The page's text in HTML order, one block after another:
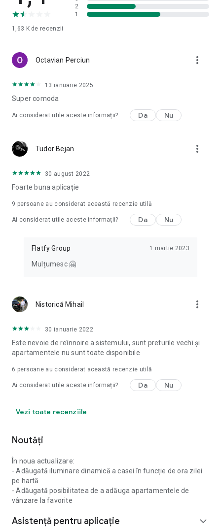
1,63 Kde recenzii
2
1
Octavian Perciun more_vert
13 ianuarie 2025
Super comoda
Ai considerat utile aceste informații? Da Nu
Tudor Bejan more_vert
30 august 2022
Foarte buna aplicație
9 persoane au considerat această recenzie utilă
Ai considerat utile aceste informații? Da Nu
Flatfy Group 1 martie 2023
Mulțumesc 🤗
Nistorică Mihail more_vert
30 ianuarie 2022
Este nevoie de reînnoire a sistemului, sunt preturile vechi și
apartamentele nu sunt toate disponibile
6 persoane au considerat această recenzie utilă
Ai considerat utile aceste informații? Da Nu
Vezi toate recenziile
Noutăți
În noua actualizare:
- Adăugată iluminare dinamică a casei în funcție de ora zilei
pe hartă
- Adăugată posibilitatea de a adăuga apartamentele de
vânzare la favorite
Asistență pentru aplicație expand_more